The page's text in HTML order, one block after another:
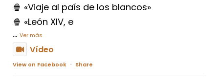
🍿 «Viaje al país de los blancos»
🍿 «León XIV, e
... Ver más
Vídeo
View on Facebook · Share